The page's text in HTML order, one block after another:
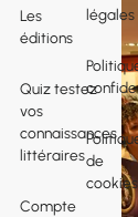
Les
éditions
Quiz testez
vos
connaissances
littéraires
Compte
légales
de
cookies